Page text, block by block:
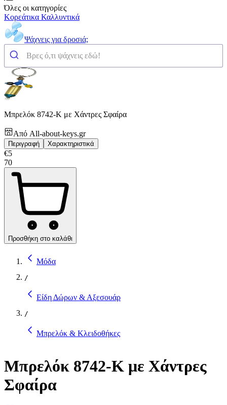
Όλες οι κατηγορίες
Κορεάτικα Καλλυντικά
Ψάχνεις για δροσιά;
Μπρελόκ 8742-K με Χάντρες Σφαίρα
Από All-about-keys.gr
Περιγραφή Χαρακτηριστικά
€5
70
Προσθήκη στο καλάθι
Μόδα
/
Είδη Δώρων & Αξεσουάρ
/
Μπρελόκ & Κλειδοθήκες
Μπρελόκ 8742-K με Χάντρες
Σφαίρα